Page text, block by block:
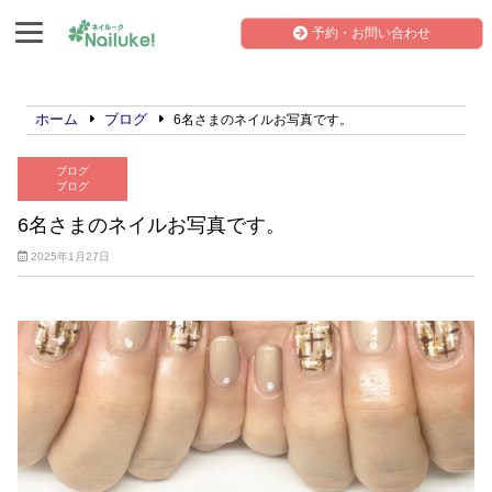
予約・お問い合わせ
ホーム ブログ 6名さまのネイルお写真です。
ブログ
ブログ
6名さまのネイルお写真です。
2025年1月27日